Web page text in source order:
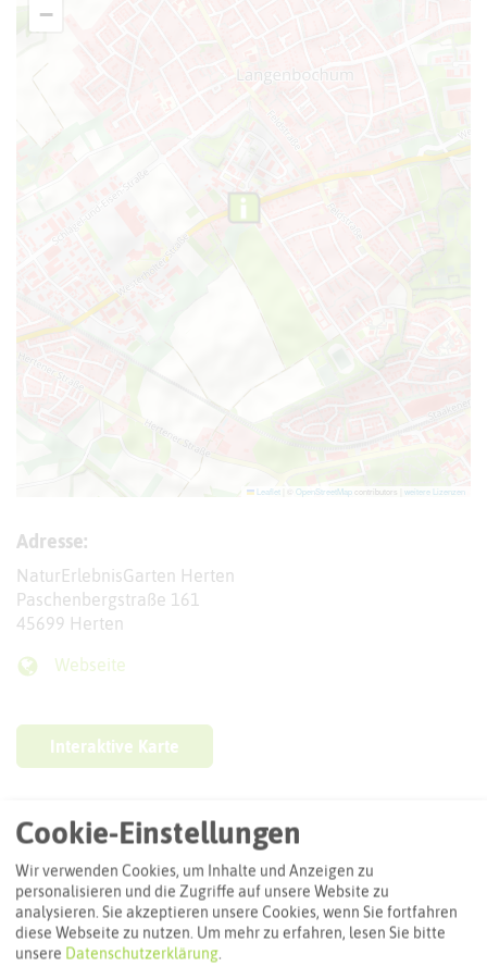
−
Leaflet OpenStreetMap contributors | weitere Lizenzen
Adresse:
NaturErlebnisGarten Herten
Paschenbergstraße 161
45699 Herten
Webseite
Interaktive Karte
Routenplanung zum Ziel:
ÖPNV-Route finden
Autoroute finden
Cookie-Einstellungen
Wir verwenden Cookies, um Inhalte und Anzeigen zu
personalisieren und die Zugriffe auf unsere Website zu
analysieren. Sie akzeptieren unsere Cookies, wenn Sie fortfahren
diese Webseite zu nutzen. Um mehr zu erfahren, lesen Sie bitte
unsere Datenschutzerklärung.